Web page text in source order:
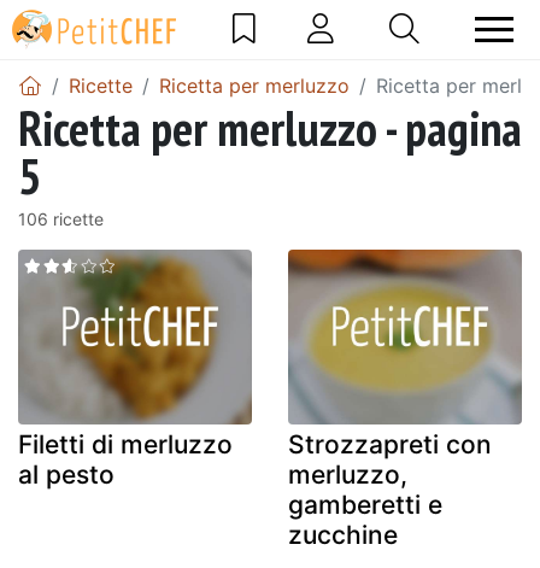
Ricette Ricetta per merluzzo Ricetta per
Ricetta per merluzzo - pagina
5
106 ricette
Filetti di merluzzo
al pesto
Strozzapreti con
merluzzo,
gamberetti e
zucchine